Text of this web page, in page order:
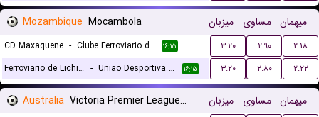
Mozambique Mocambola میزبان مساوی میهمان
CD Maxaquene - Clube Ferroviario de Nampula ۱۶:۱۵ ۳.۲۰ ۲.۹۰
۲.۱۸
Ferroviario de Lichinga - Uniao Desportiva Songo ۱۶:۱۵ ۳.۲۰ ۲.۸۰ ۲.۲۲
Australia Victoria Premier League 2 میزبان مساوی میهمان